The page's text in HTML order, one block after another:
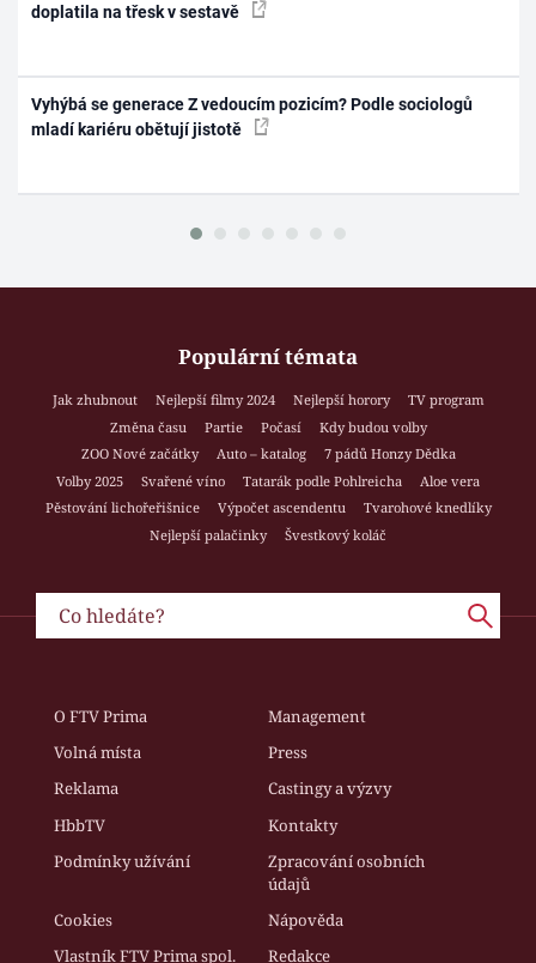
doplatila na třesk v sestavě
Vyhýbá se generace Z vedoucím pozicím? Podle sociologů
mladí kariéru obětují jistotě
Populární témata
Jak zhubnout Nejlepší filmy 2024 Nejlepší horory
TV program
Změna času
Partie Počasí
Kdy budou volby
ZOO Nové začátky
Auto – katalog
7 pádů Honzy Dědka
Volby 2025
Svařené víno Tatarák podle Pohlreicha
Aloe vera
Pěstování lichořeřišnice
Výpočet ascendentu
Tvarohové knedlíky
Nejlepší palačinky
Švestkový koláč
O FTV Prima
Management
Volná místa
Press
Reklama
Castingy a výzvy
HbbTV
Kontakty
Podmínky užívání
Zpracování osobních
údajů
Cookies
Nápověda
Vlastník FTV Prima spol.
Redakce